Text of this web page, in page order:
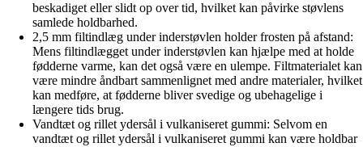
beskadiget eller slidt op over tid, hvilket kan påvirke støvlens
samlede holdbarhed.
2,5 mm filtindlæg under inderstøvlen holder frosten på afstand:
Mens filtindlægget under inderstøvlen kan hjælpe med at holde
fødderne varme, kan det også være en ulempe. Filtmaterialet kan
være mindre åndbart sammenlignet med andre materialer, hvilket
kan medføre, at fødderne bliver svedige og ubehagelige i
længere tids brug.
Vandtæt og rillet ydersål i vulkaniseret gummi: Selvom en
vandtæt og rillet ydersål i vulkaniseret gummi kan være holdbar